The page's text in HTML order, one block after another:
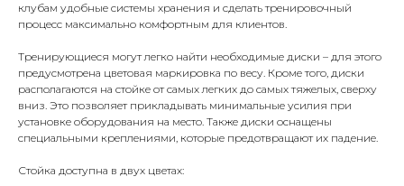
клубам удобные системы хранения и сделать тренировочный
процесс максимально комфортным для клиентов.
Тренирующиеся могут легко найти необходимые диски – для этого
предусмотрена цветовая маркировка по весу. Кроме того, диски
располагаются на стойке от самых легких до самых тяжелых, сверху
вниз. Это позволяет прикладывать минимальные усилия при
установке оборудования на место. Также диски оснащены
специальными креплениями, которые предотвращают их падение.
Стойка доступна в двух цветах: